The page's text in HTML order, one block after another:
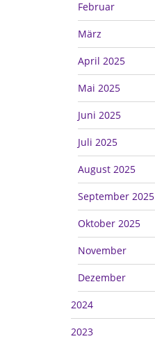
Februar
März
April 2025
Mai 2025
Juni 2025
Juli 2025
August 2025
September 2025
Oktober 2025
November
Dezember
2024
2023